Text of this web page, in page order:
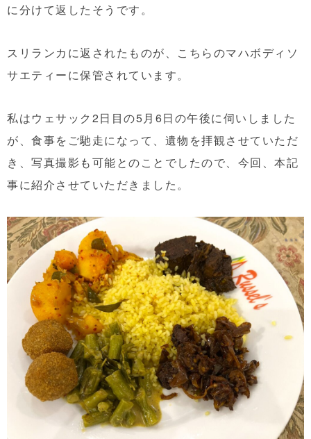
に分けて返したそうです。
スリランカに返されたものが、こちらのマハボディソ
サエティーに保管されています。
私はウェサック2日目の5月6日の午後に伺いしました
が、食事をご馳走になって、遺物を拝観させていただ
き、写真撮影も可能とのことでしたので、今回、本記
事に紹介させていただきました。